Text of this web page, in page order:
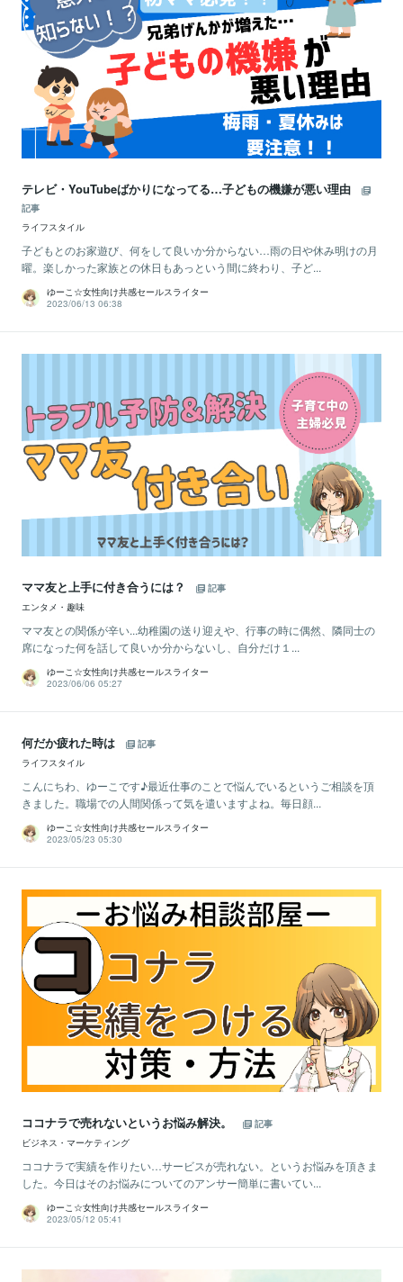
テレビ・YouTubeばかりになってる…子どもの機嫌が悪い理由
記事
ライフスタイル
子どもとのお家遊び、何をして良いか分からない…雨の日や休み明けの月
曜。楽しかった家族との休日もあっという間に終わり、子ど...
ゆーこ☆女性向け共感セールスライター
2023/06/13 06:38
ママ友と上手に付き合うには？
記事
エンタメ・趣味
ママ友との関係が辛い...幼稚園の送り迎えや、行事の時に偶然、隣同士の
席になった何を話して良いか分からないし、自分だけ１...
ゆーこ☆女性向け共感セールスライター
2023/06/06 05:27
何だか疲れた時は
記事
ライフスタイル
こんにちわ、ゆーこです♪最近仕事のことで悩んでいるというご相談を頂
きました。職場での人間関係って気を遣いますよね。毎日顔...
ゆーこ☆女性向け共感セールスライター
2023/05/23 05:30
ココナラで売れないというお悩み解決。
記事
ビジネス・マーケティング
ココナラで実績を作りたい…サービスが売れない。というお悩みを頂きま
した。今日はそのお悩みについてのアンサー簡単に書いてい...
ゆーこ☆女性向け共感セールスライター
2023/05/12 05:41